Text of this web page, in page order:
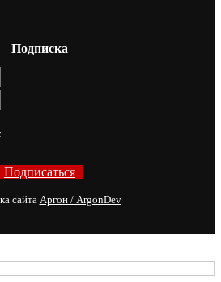
Подписка
Подписаться
сайта Аргон / ArgonDev